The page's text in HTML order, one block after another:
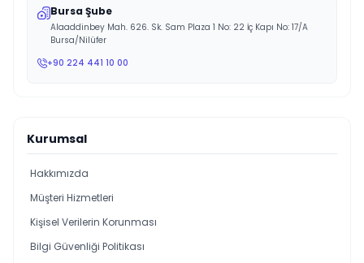
Bursa Şube
Alaaddinbey Mah. 626. Sk. Sam Plaza 1 No: 22 İç Kapı No: 17/A
Bursa/Nilüfer
+90 224 441 10 00
Kurumsal
Hakkımızda
Müşteri Hizmetleri
Kişisel Verilerin Korunması
Bilgi Güvenliği Politikası